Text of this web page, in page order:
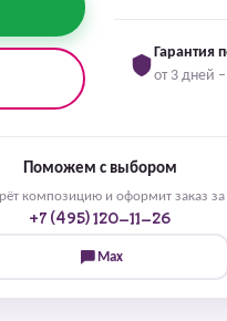
Гарантия
от 3 дней
Поможем с выбором
композицию и оформит заказ за
+7 (495) 120-11-26
Max